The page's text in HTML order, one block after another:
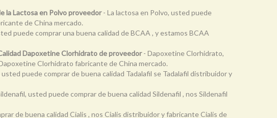
la Lactosa en Polvo proveedor- La lactosa en Polvo, usted puede
de China mercado.
puede comprar una buena calidad de BCAA , y estamos BCAA
Dapoxetine Clorhidrato de proveedor- Dapoxetine Clorhidrato,
Clorhidrato fabricante de China mercado.
puede comprar de buena calidad Tadalafil se Tadalafil distribuidor y
usted puede comprar de buena calidad Sildenafil , nos Sildenafil
de buena calidad Cialis , nos Cialis distribuidor y fabricante Cialis de